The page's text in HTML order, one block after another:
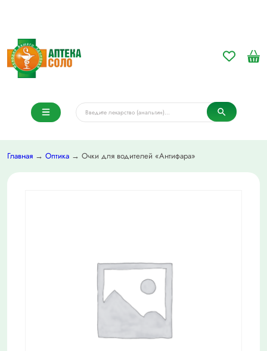
Главная → Оптика → Очки для водителей «Антифара»